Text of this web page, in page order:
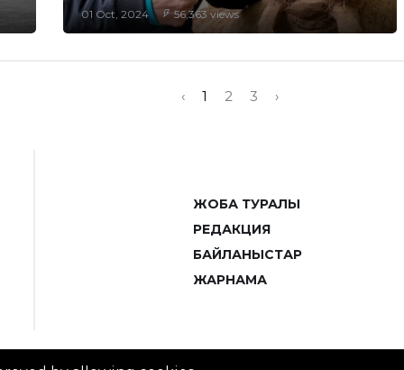
01 Oct, 2024 56,363 views
‹ 1 2 3 ›
ЖОБА ТУРАЛЫ
РЕДАКЦИЯ
БАЙЛАНЫСТАР
ЖАРНАМА